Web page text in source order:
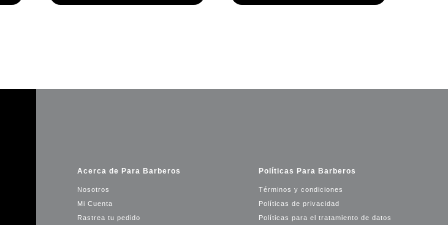
Acerca de Para Barberos
Nosotros
Mi Cuenta
Rastrea tu pedido
Políticas Para Barberos
Términos y condiciones
Políticas de privacidad
Políticas para el tratamiento de datos